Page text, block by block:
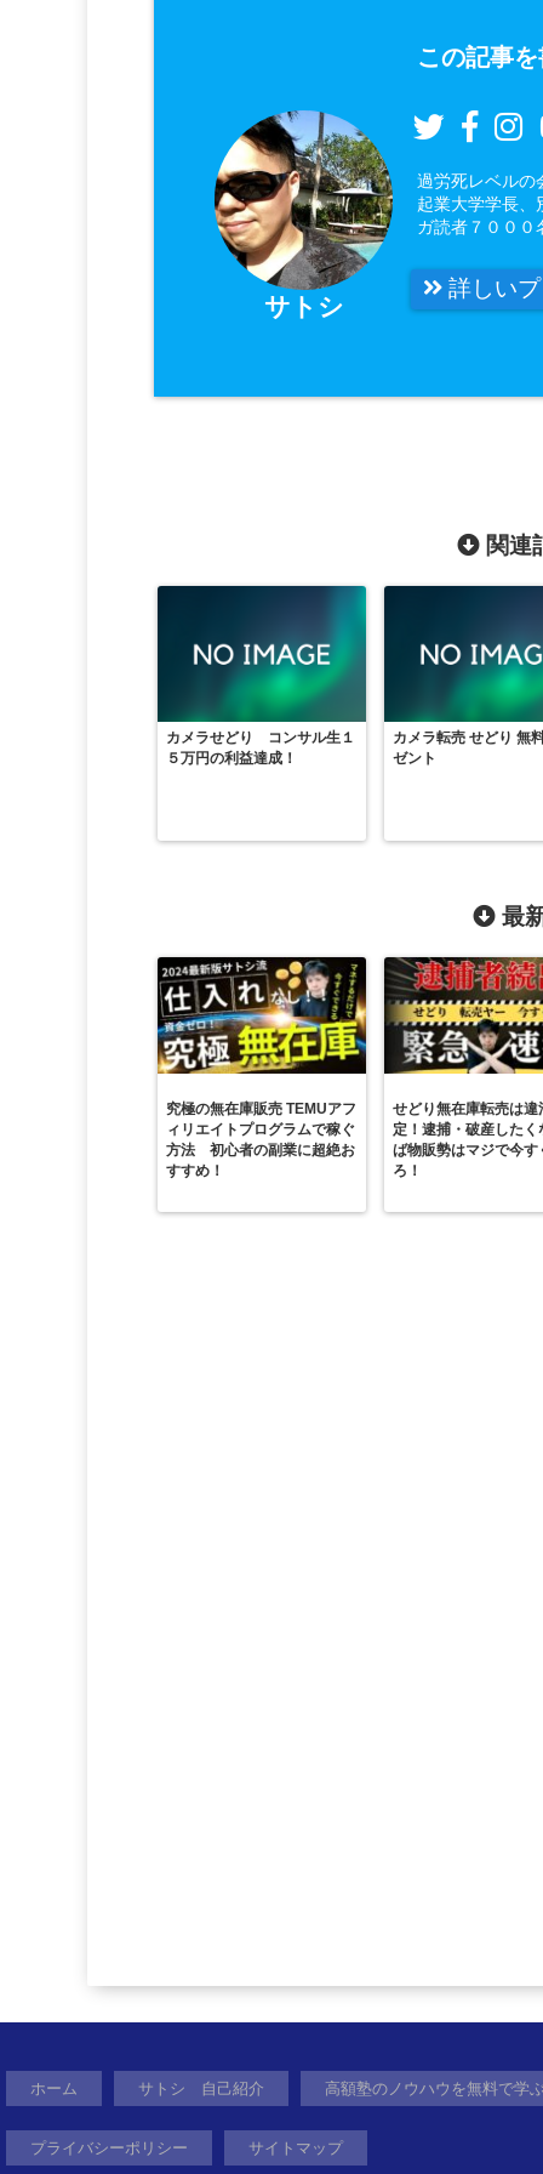
この記事
サトシ
過労死レベルの
起業大学学長、
ガ読者７０００
詳しいプ
関連
カメラせどり コンサル生１
５万円の利益達成！
カメラ転売 せどり 無
ゼント
最
究極の無在庫販売 TEMUアフ
ィリエイトプログラムで稼ぐ
方法 初心者の副業に超絶お
すすめ！
せどり無在庫転売は違
定！逮捕・破産したく
ば物販勢はマジで今す
ろ！
ホーム サトシ 自己紹介 高額塾のノウハウを無料で学
プライバシーポリシー サイトマップ